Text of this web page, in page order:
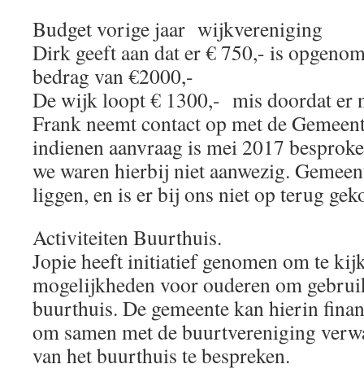
Budget vorige jaar wijkvereniging
Dirk geeft aan dat er € 750,- is
bedrag van €2000,-
De wijk loopt € 1300,- mis doordat er
Frank neemt contact op met de
indienen aanvraag is mei 2017
we waren hierbij niet aanwezig.
liggen, en is er bij ons niet op terug
Activiteiten Buurthuis.
Jopie heeft initiatief genomen om te
mogelijkheden voor ouderen om
buurthuis. De gemeente kan hierin
om samen met de buurtvereniging
van het buurthuis te bespreken.